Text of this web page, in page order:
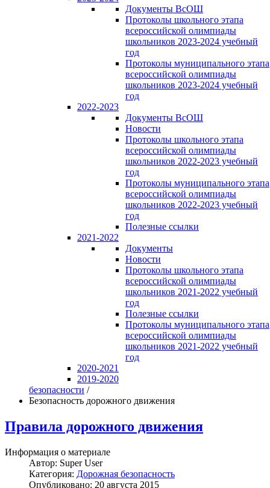
Документы ВсОШ
Протоколы школьного этапа
всероссийской олимпиады
школьников 2023-2024 учебный
год
Протоколы муниципального этапа
всероссийской олимпиады
школьников 2023-2024 учебный
год
2022-2023
Документы ВсОШ
Новости
Протоколы школьного этапа
всероссийской олимпиады
школьников 2022-2023 учебный
год
Протоколы муниципального этапа
всероссийской олимпиады
школьников 2022-2023 учебный
год
Полезные ссылки
2021-2022
Документы
Новости
Протоколы школьного этапа
всероссийской олимпиады
школьников 2021-2022 учебный
год
Полезные ссылки
Протоколы муниципального этапа
всероссийской олимпиады
школьников 2021-2022 учебный
год
2020-2021
2019-2020
безопасности /
Безопасность дорожного движения
Правила дорожного движения
Информация о материале
Автор: Super User
Категория: Дорожная безопасность
Опубликовано: 20 августа 2015